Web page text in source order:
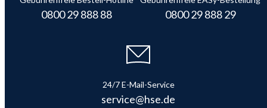
0800 29 888 88 0800 29 888 29
24/7 E-Mail-Service
service@hse.de